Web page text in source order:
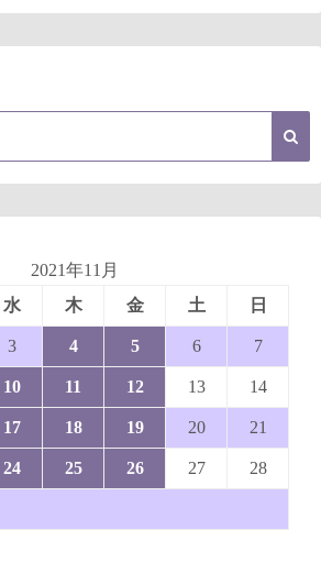
2021年11月
水 木 金 土 日
3 4 5 6 7
10 11 12 13 14
17 18 19 20 21
24 25 26 27 28